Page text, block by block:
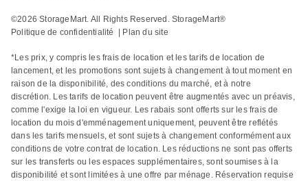
©2026 StorageMart. All Rights Reserved. StorageMart®
Politique de confidentialité
Plan du site
*Les prix, y compris les frais de location et les tarifs de location de
lancement, et les promotions sont sujets à changement à tout moment en
raison de la disponibilité, des conditions du marché, et à notre
discrétion. Les tarifs de location peuvent être augmentés avec un préavis,
comme l'exige la loi en vigueur. Les rabais sont offerts sur les frais de
location du mois d'emménagement uniquement, peuvent être reflétés
dans les tarifs mensuels, et sont sujets à changement conformément aux
conditions de votre contrat de location. Les réductions ne sont pas offerts
sur les transferts ou les espaces supplémentaires, sont soumises à la
disponibilité et sont limitées à une offre par ménage. Réservation requise